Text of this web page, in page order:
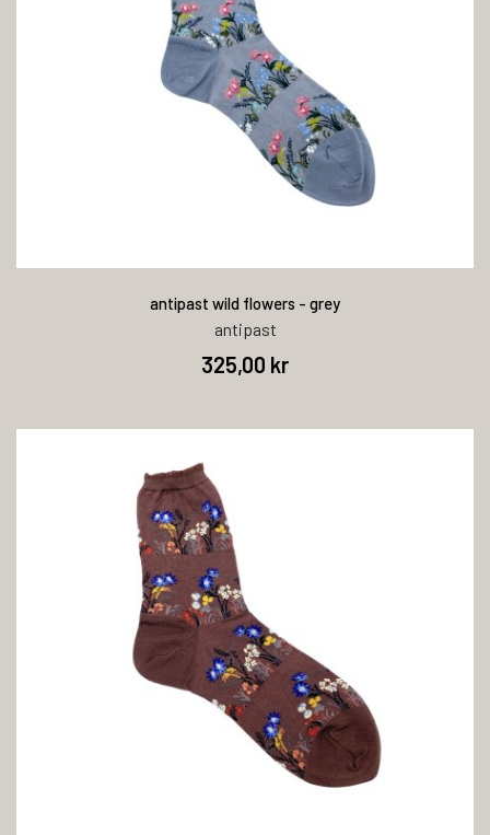
antipast wild flowers - grey
antipast
325,00 kr